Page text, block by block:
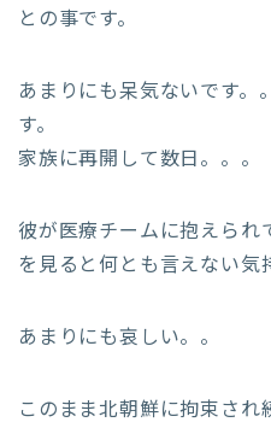
との事です。
あまりにも呆気ないです。
す。
家族に再開して数日。。。
彼が医療チームに抱えられ
を見ると何とも言えない気
あまりにも哀しい。。
このまま北朝鮮に拘束され